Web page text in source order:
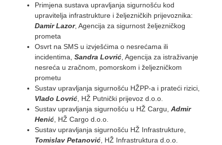
Primjena sustava upravljanja sigurnošću kod
upravitelja infrastrukture i željezničkih prijevoznika:
Damir Lazor, Agencija za sigurnost željezničkog
prometa
Osvrt na SMS u izvješćima o nesrećama ili
incidentima, Sandra Lovrić, Agencija za istraživanje
nesreća u zračnom, pomorskom i željezničkom
prometu
Sustav upravljanja sigurnošću HŽPP-a i prateći rizici,
Vlado Lovrić, HŽ Putnički prijevoz d.o.o.
Sustav upravljanja sigurnošću u HŽ Cargu, Admir
Henić, HŽ Cargo d.o.o.
Sustav upravljanja sigurnošću HŽ Infrastrukture,
Tomislav Petanović, HŽ Infrastruktura d.o.o.